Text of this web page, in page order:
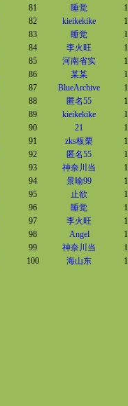
81
睡觉
82
kieikekike
83
睡觉
84
李火旺
85
河南省实
86
某某
87
BlueArchive
88
匿名55
89
kieikekike
90
21
91
zks板栗
92
匿名55
93
神奈川当
94
景喻99
95
止欲
96
睡觉
97
李火旺
98
Angel
99
神奈川当
100
海山东